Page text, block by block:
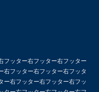
フッター右フッター右フッター
右フッター右フッター右フッタ
ー右フッター右フッター右フッ